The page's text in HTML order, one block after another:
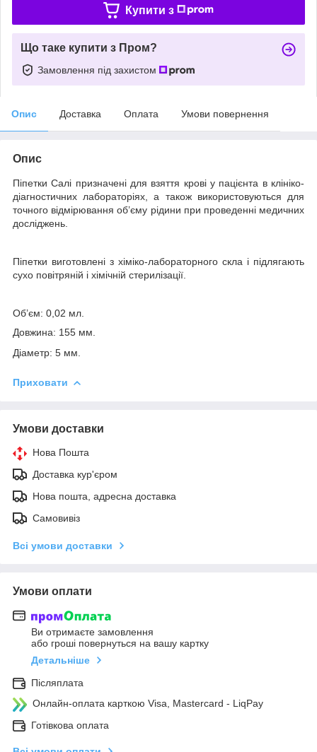
Купити з
Що таке купити з Пром?
Замовлення під захистом
Опис Доставка Оплата Умови повернення
Опис
Піпетки Салі призначені для взяття крові у пацієнта в клініко-
діагностичних лабораторіях
а також використовуються для
точного відмірювання об’єму рідини при проведенні медичних
досліджень.
Піпетки виготовлені з хіміко-лабораторного скла і підлягають
сухо повітряній і хімічній стерилізації.
Об’єм: 0,02 мл.
Довжина: 155 мм.
Діаметр: 5 мм.
Приховати
Умови доставки
Нова Пошта
Доставка кур'єром
Нова пошта, адресна доставка
Самовивіз
Всі умови доставки
Умови оплати
Ви отримаєте замовлення
або гроші повернуться на вашу картку
Детальніше
Післяплата
Онлайн-оплата карткою Visa, Mastercard - LiqPay
Готівкова оплата